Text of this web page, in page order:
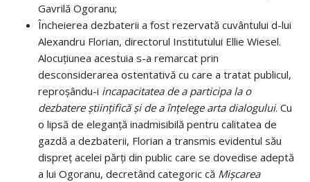
Gavrilă Ogoranu;
Încheierea dezbaterii a fost rezervată cuvântului d-lui
Alexandru Florian, directorul Institutului Ellie Wiesel.
Alocuțiunea acestuia s-a remarcat prin
desconsiderarea ostentativă cu care a tratat publicul,
reproșându-i incapacitatea de a participa la o
dezbatere științifică și de a înțelege arta dialogului. Cu
o lipsă de eleganță inadmisibilă pentru calitatea de
gazdă a dezbaterii, Florian a transmis evidentul său
dispreț acelei părți din public care se dovedise adeptă
a lui Ogoranu, decretând categoric că Mișcarea